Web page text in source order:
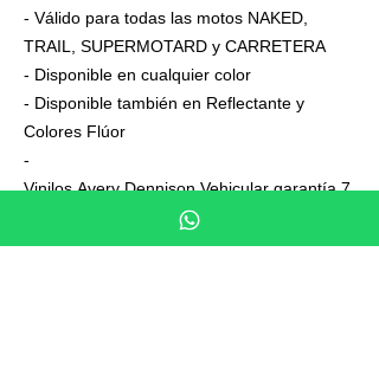
- Válido para todas las motos NAKED,
TRAIL, SUPERMOTARD y CARRETERA
- Disponible en cualquier color
- Disponible también en Reflectante y
Colores Flúor
-
Vinilos Avery Dennison Vehicular garantía 7
- Junto a su pedido se adjuntan unas